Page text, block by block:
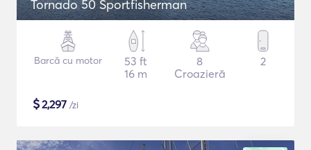
Tornado 50 Sportfisherman
Barcă cu motor
53 ft
16 m
8
Croazieră
2
$2,297 /zi